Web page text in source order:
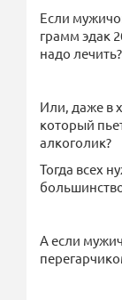
Если
грамм эдак
надо лечить?
Или, даже в
который
алкоголик?
Тогда всех
А если